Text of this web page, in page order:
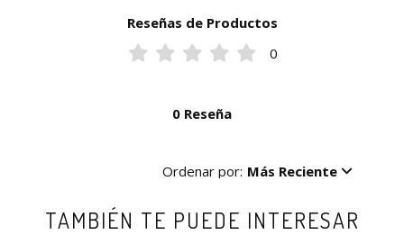
Reseñas de Productos
0
0 Reseña
Ordenar por: Más Reciente
TAMBIÉN TE PUEDE INTERESAR